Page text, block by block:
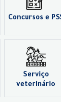
Concursos e
Serviço
veterinário